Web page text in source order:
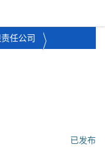
任公司
已发布